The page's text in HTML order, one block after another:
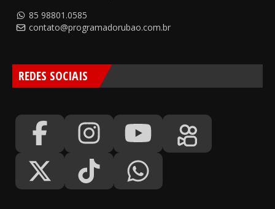
85 98801.0585
contato@programadorubao.com.br
REDES SOCIAIS